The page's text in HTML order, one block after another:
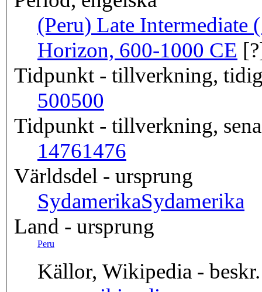
(Peru) Late Intermediate
Horizon, 600-1000 CE
Tidpunkt - tillverkning,
500500
Tidpunkt - tillverkning,
14761476
Världsdel - ursprung
SydamerikaSydamerika
Land - ursprung
Peru
Källor, Wikipedia -